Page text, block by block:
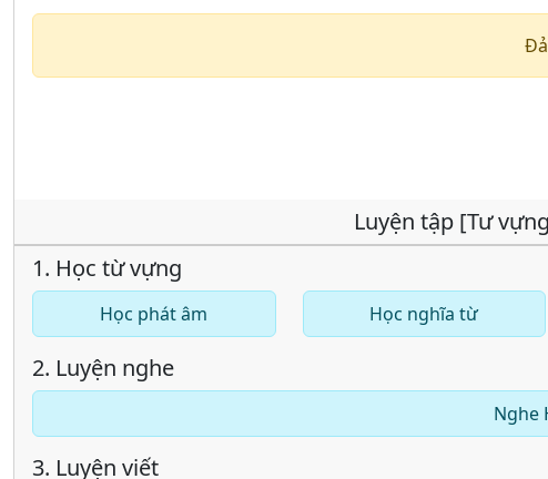
Luyện tập [Tư
1. Học từ vựng
Học phát âm Học nghĩa từ
2. Luyện nghe
Nghe
3. Luyện viết